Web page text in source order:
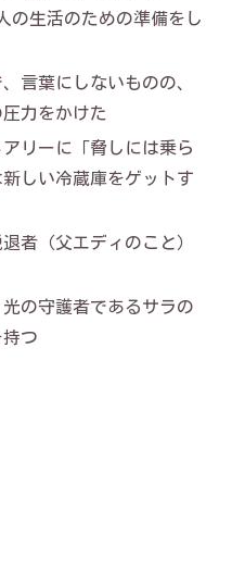
の生活のための準備をし
言葉にしないものの、
力をかけた
リーに「脅しには乗ら
しい冷蔵庫をゲットす
者（父エディのこと）
の守護者であるサラの
つ